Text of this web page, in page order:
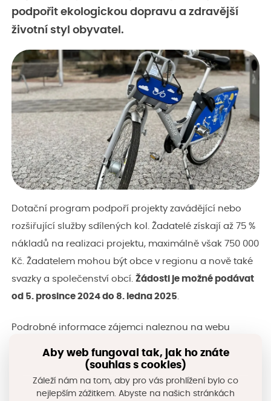
podpořit ekologickou dopravu a zdravější
životní styl obyvatel.
Dotační program podpoří projekty zavádějící nebo
rozšiřující služby sdílených kol. Žadatelé získají až 75 %
nákladů na realizaci projektu, maximálně však 750 000
Kč. Žadatelem mohou být obce v regionu a nově také
svazky a společenství obcí. Žádosti je možné podávat
od 5. prosince 2024 do 8. ledna 2025.
Podrobné informace zájemci naleznou na webu
V současnosti je tato služba dostupná v jedenácti
obcích Královéhradeckého kraje: Hradci Králové,
Aby web fungoval tak, jak ho znáte
(souhlas s cookies)
Záleží nám na tom, aby pro vás prohlížení bylo co
nejlepším zážitkem. Abyste na našich stránkách